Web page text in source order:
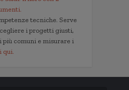
tecniche. Serve
i progetti giusti,
comuni e misurare i
qui.